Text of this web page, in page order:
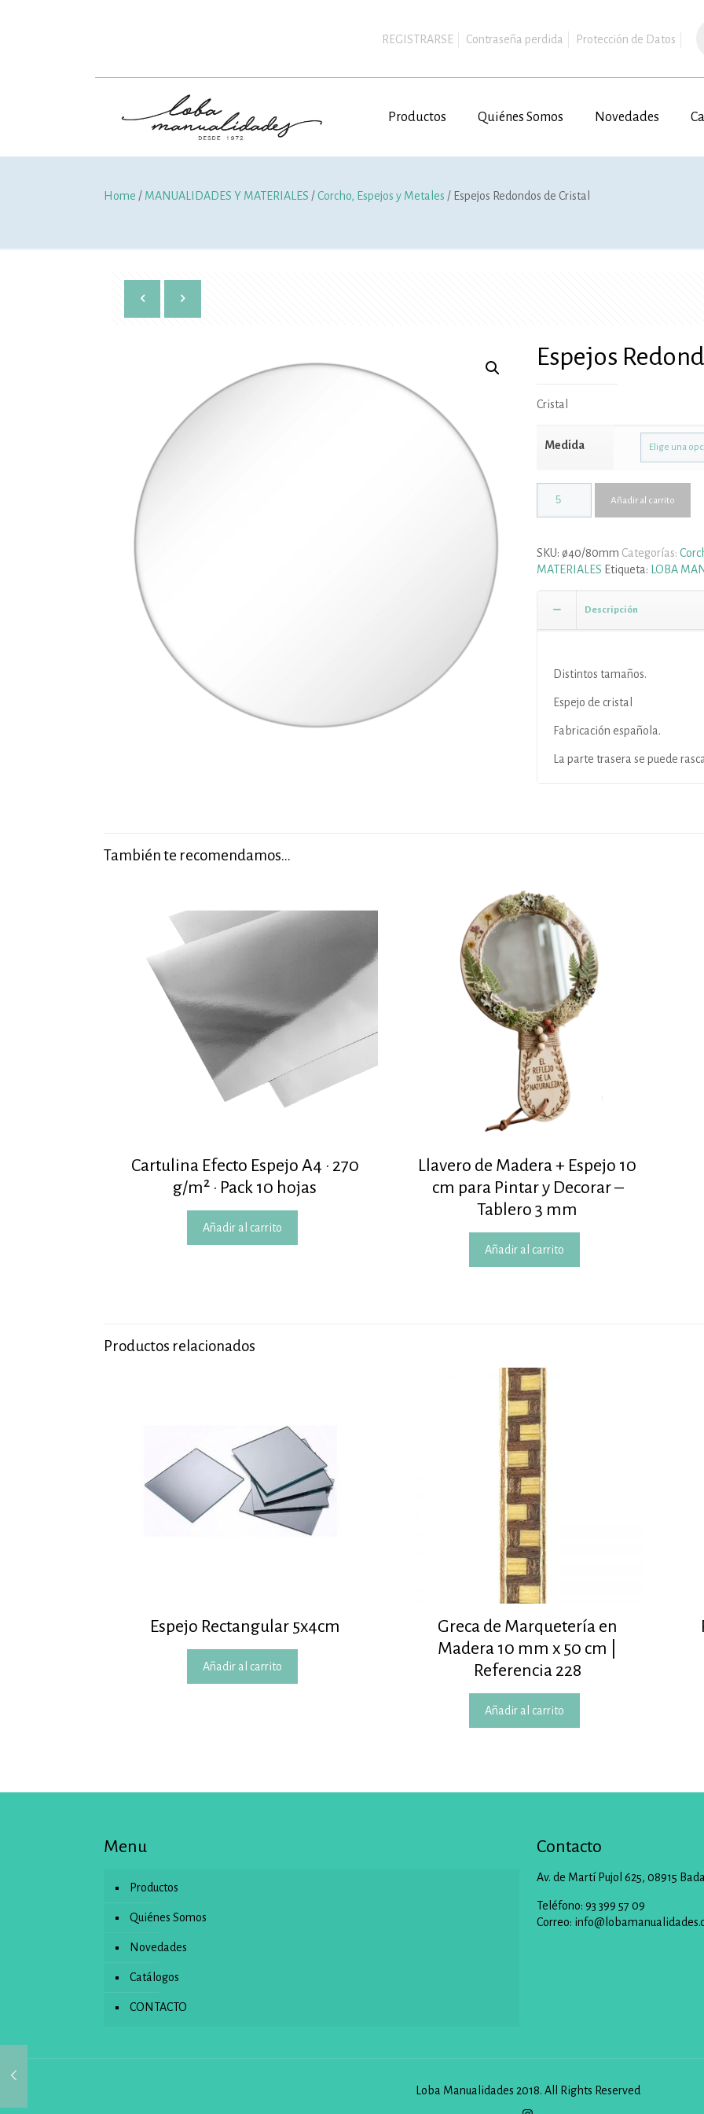
REGISTRARSE Contraseña perdida Protección de Datos
Productos Quiénes Somos Novedades
Home / MANUALIDADES Y MATERIALES /Corcho, Espejos y Metales / Espejos Redondos de Cristal
Espejos
Cristal
Medida
Añadir al carrito
SKU: ø40/80mm Categorías:
MATERIALES Etiqueta: LOBA
Descripción
Distintos tamaños.
Espejo de cristal
Fabricación española.
La parte trasera se puede
También te recomendamos…
Cartulina Efecto Espejo A4 · 270
g/m² · Pack 10 hojas
Añadir al carrito
Llavero de Madera + Espejo 10
cm para Pintar y Decorar –
Tablero 3 mm
Añadir al carrito
Productos relacionados
Espejo Rectangular 5x4cm
Añadir al carrito
Greca de Marquetería en
Madera 10 mm x 50 cm |
Referencia 228
Añadir al carrito
Menu
Productos
Quiénes Somos
Novedades
Catálogos
CONTACTO
Contacto
Av. de Martí Pujol 625, 08915
Teléfono: 93 399 57 09
Correo:
Loba Manualidades 2018. All Rights Reserved